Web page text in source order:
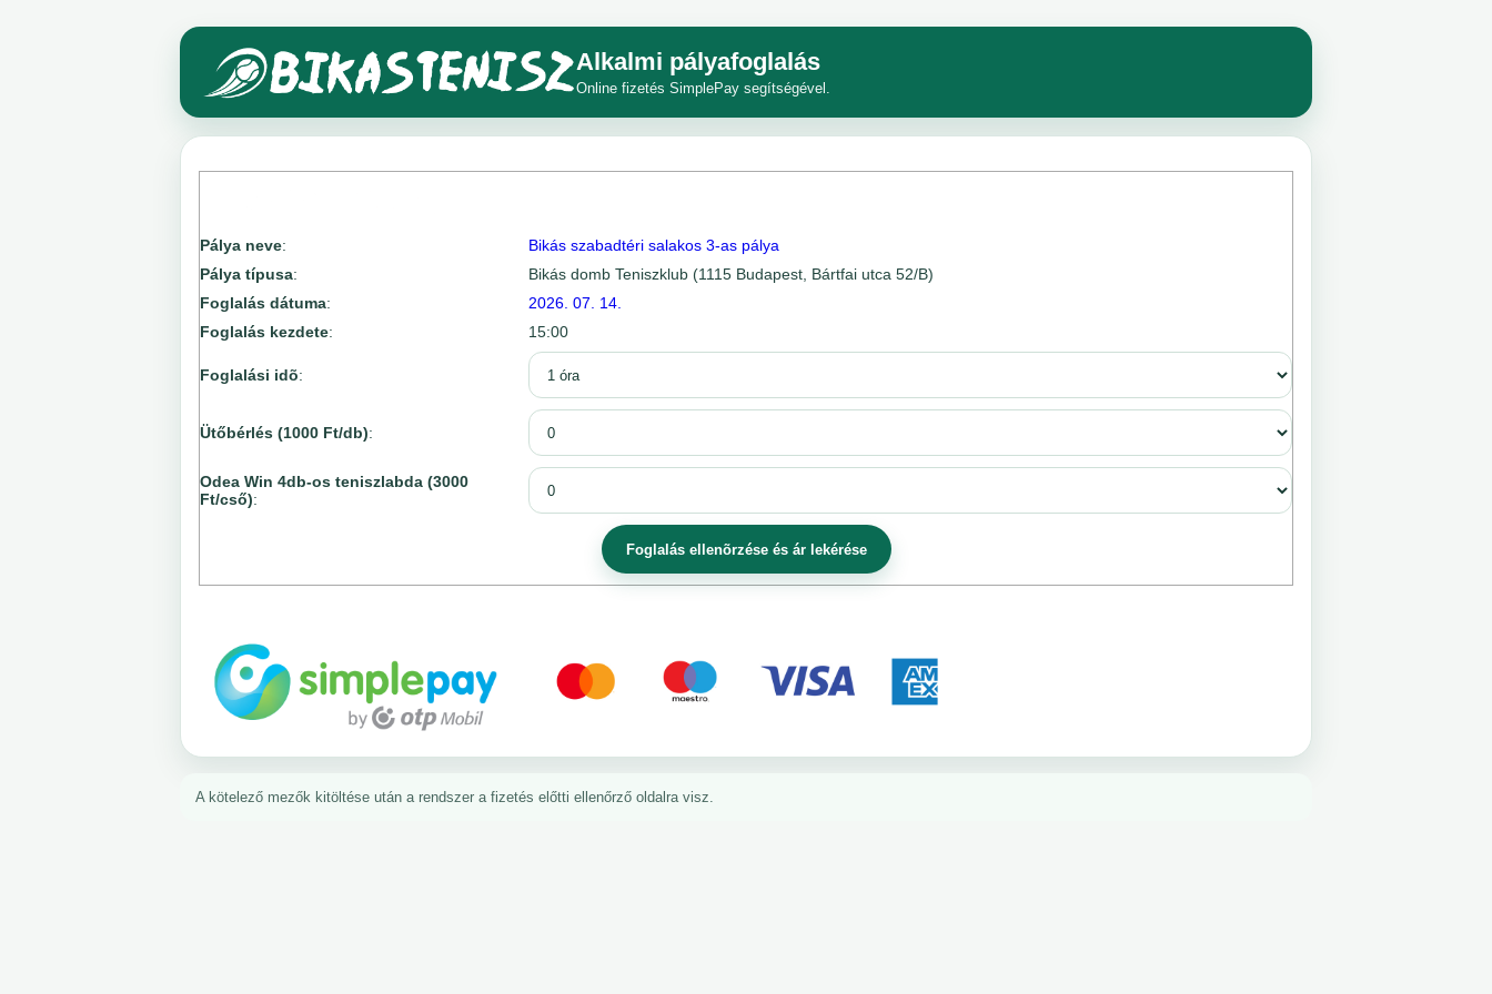
Alkalmi pályafoglalás
Online fizetés SimplePay segítségével.
Pálya neve:
Bikás szabadtéri salakos 3-as pálya
Pálya típusa:
Bikás domb Teniszklub (1115 Budapest, Bártfai utca 52/B)
Foglalás dátuma:
2026. 07. 14.
Foglalás kezdete: 15:00
Foglalási idõ:
Ütőbérlés (1000 Ft/db):
Odea Win 4db-os teniszlabda (3000
Ft/cső):
A kötelező mezők kitöltése után a rendszer a fizetés előtti ellenőrző oldalra visz.